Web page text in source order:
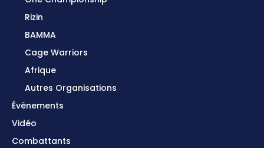
Rizin
BAMMA
Cage Warriors
Afrique
Autres Organisations
Événements
Vidéo
Combattants